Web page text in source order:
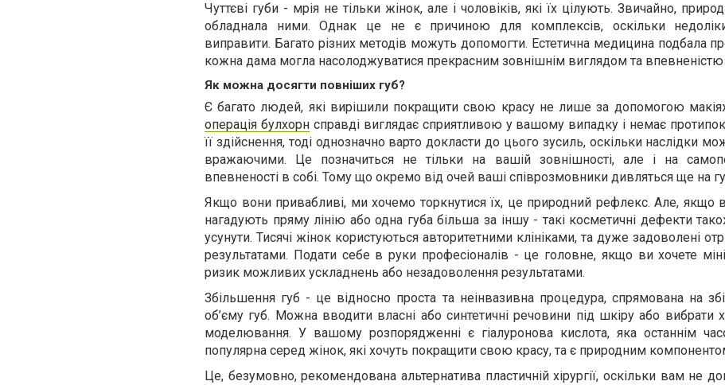
Чуттєві губи - мрія не тільки жінок, але і чоловіків, які їх цілують. Звичайно,
обладнала ними. Однак це не є причиною для комплексів, оскільки
виправити. Багато різних методів можуть допомогти. Естетична медицина подбала
кожна дама могла насолоджуватися прекрасним зовнішнім виглядом та впевненістю
Як можна досягти повніших губ?
Є багато людей, які вирішили покращити свою красу не лише за допомогою
операція булхорн справді виглядає сприятливою у вашому випадку і немає
її здійснення, тоді однозначно варто докласти до цього зусиль, оскільки наслідки
вражаючими. Це позначиться не тільки на вашій зовнішності, але і на
впевненості в собі. Тому що окремо від очей ваші співрозмовники дивляться ще на
Якщо вони привабливі, ми хочемо торкнутися їх, це природний рефлекс. Але, якщо
нагадують пряму лінію або одна губа більша за іншу - такі косметичні дефекти
усунути. Тисячі жінок користуються авторитетними клініками, та дуже задоволені
результатами. Подати себе в руки професіоналів - це головне, якщо ви хочете
ризик можливих ускладнень або незадоволення результатами.
Збільшення губ - це відносно проста та неінвазивна процедура, спрямована на
об’єму губ. Можна вводити власні або синтетичні речовини під шкіру або вибрати
моделювання. У вашому розпорядженні є гіалуронова кислота, яка останнім
популярна серед жінок, які хочуть покращити свою красу, та є природним
Це, безумовно, рекомендована альтернатива пластичній хірургії, оскільки вам не